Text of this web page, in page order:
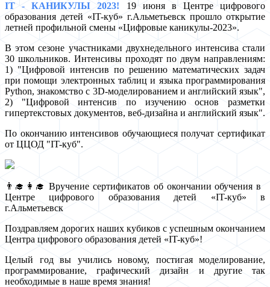
IT - КАНИКУЛЫ 2023! 19 июня в Центре цифрового
образования детей «IT-куб» г.Альметьевск прошло открытие
летней профильной смены «Цифровые каникулы-2023».
В этом сезоне участниками двухнедельного интенсива стали
30 школьников. Интенсивы проходят по двум направлениям:
1) "Цифровой интенсив по решению математических задач
при помощи электронных таблиц и языка программирования
Python, знакомство с 3D-моделированием и английский язык",
2) "Цифровой интенсив по изучению основ разметки
гипертекстовых документов, веб-дизайна и английский язык".
По окончанию интенсивов обучающиеся получат сертификат
от ЦЦОД "IT-куб".
👨‍🎓👩‍🎓 Вручение сертификатов об окончании обучения в
Центре цифрового образования детей «IT-куб» в
г.Альметьевск
Поздравляем дорогих наших кубиков с успешным окончанием
Центра цифрового образования детей «IT-куб»!
Целый год вы учились новому, постигая моделирование,
программирование, графический дизайн и другие так
необходимые в наше время знания!